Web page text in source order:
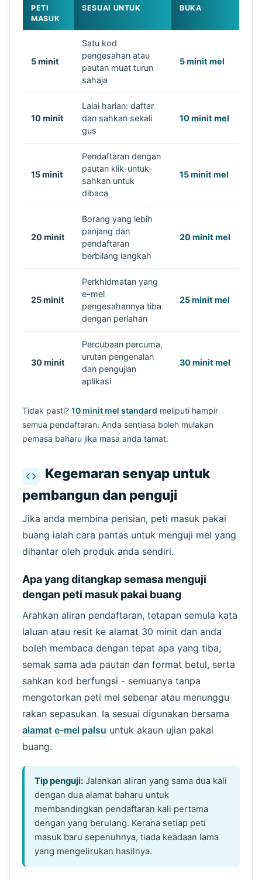
PETI
MASUK
SESUAI UNTUK BUKA
5 minit
Satu kod
pengesahan atau
pautan muat turun
sahaja
5 minit mel
10 minit
Lalai harian: daftar
dan sahkan sekali
gus
10 minit mel
15 minit
Pendaftaran dengan
pautan klik-untuk-
sahkan untuk
dibaca
15 minit mel
20 minit
Borang yang lebih
panjang dan
pendaftaran
berbilang langkah
20 minit mel
25 minit
Perkhidmatan yang
e-mel
pengesahannya tiba
dengan perlahan
25 minit mel
30 minit
Percubaan percuma,
urutan pengenalan
dan pengujian
aplikasi
30 minit mel
Tidak pasti? 10 minit mel standard meliputi hampir
semua pendaftaran. Anda sentiasa boleh mulakan
pemasa baharu jika masa anda tamat.
Kegemaran senyap untuk
pembangun dan penguji
Jika anda membina perisian, peti masuk pakai
buang ialah cara pantas untuk menguji mel yang
dihantar oleh produk anda sendiri.
Apa yang ditangkap semasa menguji
dengan peti masuk pakai buang
Arahkan aliran pendaftaran, tetapan semula kata
laluan atau resit ke alamat 30 minit dan anda
boleh membaca dengan tepat apa yang tiba,
semak sama ada pautan dan format betul, serta
sahkan kod berfungsi - semuanya tanpa
mengotorkan peti mel sebenar atau menunggu
rakan sepasukan. Ia sesuai digunakan bersama
alamat e-mel palsu untuk akaun ujian pakai
buang.
Tip penguji: Jalankan aliran yang sama dua kali
dengan dua alamat baharu untuk
membandingkan pendaftaran kali pertama
dengan yang berulang. Kerana setiap peti
masuk baru sepenuhnya, tiada keadaan lama
yang mengelirukan hasilnya.